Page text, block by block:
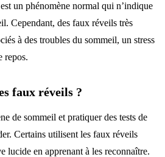
un phénomène normal qui n’indique
Cependant, des faux réveils très
à des troubles du sommeil, un stress
repos.
faux réveils ?
de sommeil et pratiquer des tests de
Certains utilisent les faux réveils
lucide en apprenant à les reconnaître.